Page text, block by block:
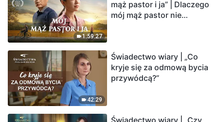
1:59:27
mąż pastor i ja” | Dlaczego
mój mąż pastor nie
42:29
Świadectwo wiary | „Co
kryje się za odmową bycia
przywódcą?”